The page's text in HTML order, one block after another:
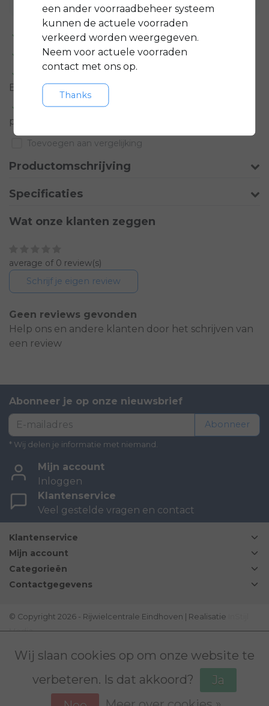
Standaard 3 jaargarantie op bijna alle fietsen
GRATISservicepakket t.w.v. minimaal € 150,-
Gratis rijklarebezorging in regio groot
Eindhoven
Meer informatie?
product
Toevoegen aan vergelijking
Productomschrijving
Specificaties
Wat onze klanten zeggen
average of 0 review(s)
Schrijf je eigen review
Geen reviews gevonden
Help ons en andere klanten door het schrijven van
een review
Abonneer je op onze nieuwsbrief
Abonneer
* Wij delen je informatie met niemand.
Mijn account
Inloggen
Klantenservice
Veel gestelde vragen en contact
Klantenservice
Mijn account
Categorieën
Contactgegevens
© Copyright 2026 - Rijwielcentrale Eindhoven | Realisatie
Media
een ander voorraadbeheer systeem
kunnen de actuele voorraden
verkeerd worden weergegeven.
Neem voor actuele voorraden
contact met ons op.
Thanks
Wij slaan cookies op om onze website te
verbeteren. Is dat akkoord?
Ja